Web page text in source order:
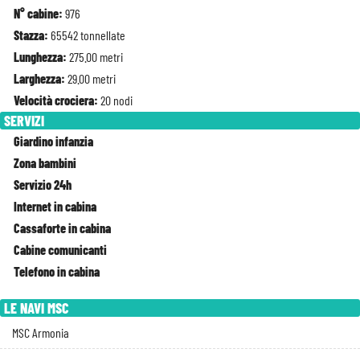
N° cabine: 976
Stazza: 65542 tonnellate
Lunghezza: 275.00 metri
Larghezza: 29.00 metri
Velocità crociera: 20 nodi
SERVIZI
Giardino infanzia
Zona bambini
Servizio 24h
Internet in cabina
Cassaforte in cabina
Cabine comunicanti
Telefono in cabina
LE NAVI MSC
MSC Armonia